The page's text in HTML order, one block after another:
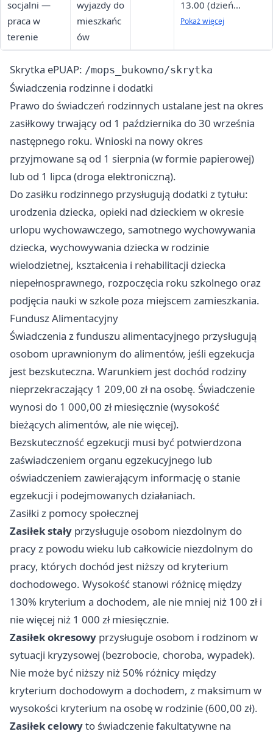
socjalni —
praca w
terenie
wyjazdy do
mieszkańc
ów
13.00 (dzień
tygodnia do
telefonicznie)
Pokaż więcej
Skrytka ePUAP: /mops_bukowno/skrytka
Świadczenia rodzinne i dodatki
Prawo do świadczeń rodzinnych ustalane jest na okres
zasiłkowy trwający od 1 października do 30 września
następnego roku. Wnioski na nowy okres
przyjmowane są od 1 sierpnia (w formie papierowej)
lub od 1 lipca (droga elektroniczną).
Do zasiłku rodzinnego przysługują dodatki z tytułu:
urodzenia dziecka, opieki nad dzieckiem w okresie
urlopu wychowawczego, samotnego wychowywania
dziecka, wychowywania dziecka w rodzinie
wielodzietnej, kształcenia i rehabilitacji dziecka
niepełnosprawnego, rozpoczęcia roku szkolnego oraz
podjęcia nauki w szkole poza miejscem zamieszkania.
Fundusz Alimentacyjny
Świadczenia z funduszu alimentacyjnego przysługują
osobom uprawnionym do alimentów, jeśli egzekucja
jest bezskuteczna. Warunkiem jest dochód rodziny
nieprzekraczający 1 209,00 zł na osobę. Świadczenie
wynosi do 1 000,00 zł miesięcznie (wysokość
bieżących alimentów, ale nie więcej).
Bezskuteczność egzekucji musi być potwierdzona
zaświadczeniem organu egzekucyjnego lub
oświadczeniem zawierającym informację o stanie
egzekucji i podejmowanych działaniach.
Zasiłki z pomocy społecznej
Zasiłek stały przysługuje osobom niezdolnym do
pracy z powodu wieku lub całkowicie niezdolnym do
pracy, których dochód jest niższy od kryterium
dochodowego. Wysokość stanowi różnicę między
130% kryterium a dochodem, ale nie mniej niż 100 zł i
nie więcej niż 1 000 zł miesięcznie.
Zasiłek okresowy przysługuje osobom i rodzinom w
sytuacji kryzysowej (bezrobocie, choroba, wypadek).
Nie może być niższy niż 50% różnicy między
kryterium dochodowym a dochodem, z maksimum w
wysokości kryterium na osobę w rodzinie (600,00 zł).
Zasiłek celowyto świadczenie fakultatywne na